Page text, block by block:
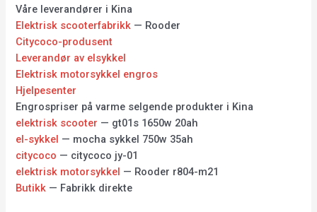
Våre leverandører i Kina
Elektrisk scooterfabrikk — Rooder
Citycoco-produsent
Leverandør av elsykkel
Elektrisk motorsykkel engros
Hjelpesenter
Engrospriser på varme selgende produkter i Kina
elektrisk scooter — gt01s 1650w 20ah
el-sykkel — mocha sykkel 750w 35ah
citycoco — citycoco jy-01
elektrisk motorsykkel — Rooder r804-m21
Butikk — Fabrikk direkte